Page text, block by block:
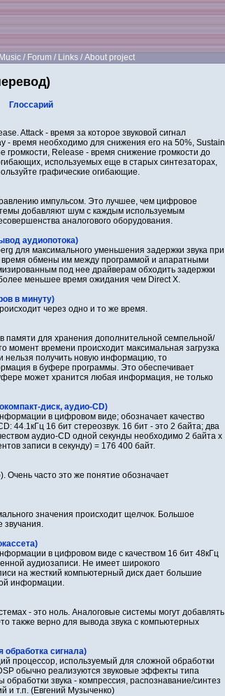
Music / Forum / Links / About project
Глоссарий
Attack - время за которое звуковой сигнал
- время необходимо для снижения его на 50%, Sustain
громкости, Release - время снижение громкости до
используемых еще в старых синтезаторах,
графические огибающие.
импульсом. Это лучшее, чем цифровое
добавляют шум с каждым используемым
аналогового оборудования.
аудиопотока)
для максимального уменьшения задержки звука при
время обмены им между программой и апаратными
под нее драйверам обходить задержки
меньшее время ожидания чем Direct X.
в минуту)
через одно и то же время.
памяти для хранения дополнительной семпельной/
момент времени происходит максимальная загрузка
нельзя получить новую информацию, то
в буфере программы. Это обеспечивает
может хранится любая информация, не только
диск, аудио-CD)
в цифровом виде; обозначает качество
44.1кГц 16 бит стереозвук. 16 бит - это 2 байта; два
аудио-CD одной секунды необходимо 2 байта x
записи в секунду) = 176 400 байт.
часто это же понятие обозначает
значения происходит щелчок. Большое
звучания.
в цифровом виде с качеством 16 бит 48кГц
аудиозаписи. Не имеет широкого
на жесткий компьютерный диск дает большие
информации.
- это ноль. Аналоговые системы могут добавлять
также верно для вывода звука с компьютерных
сигнала)
пpоцессоp, используемый для сложной обpаботки
обычно pеализуются звуковые эффекты типа
звука - компpессия, pаспознавание/синтез
и т.п. (Евгений Музыченко)